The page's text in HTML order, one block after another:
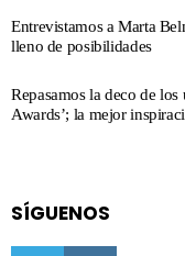
Entrevistamos a Marta
lleno de posibilidades
Repasamos la deco de
Awards’; la mejor
SÍGUENOS
twitter instagram